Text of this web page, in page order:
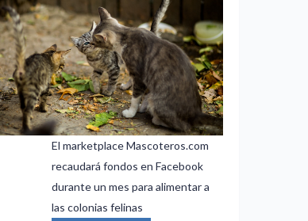
El marketplace Mascoteros.com
recaudará fondos en Facebook
durante un mes para alimentar a
las colonias felinas